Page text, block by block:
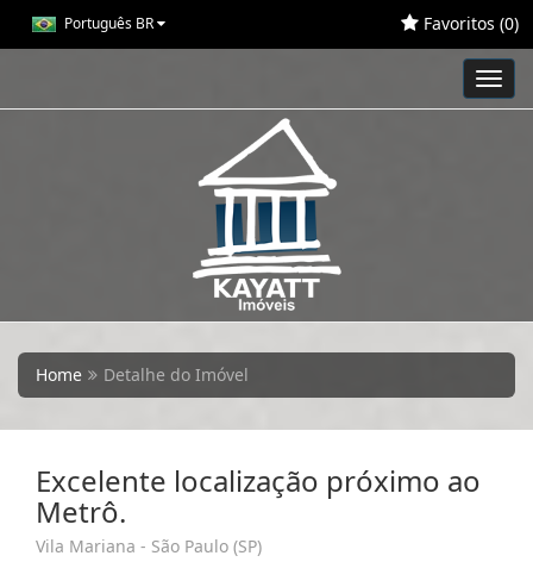
Português BR Favoritos (0)
Home Detalhe do Imóvel
Excelente localização próximo ao
Metrô.
Vila Mariana - São Paulo (SP)